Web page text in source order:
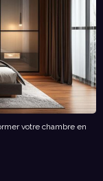
votre chambre en